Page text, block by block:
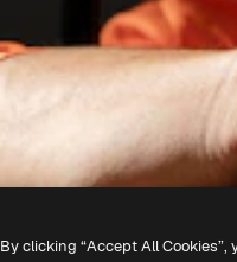
By clicking “Accept All